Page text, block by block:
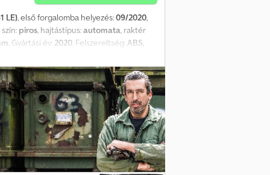
LE), első forgalomba helyezés:09/2020,
szín: piros, hajtástípus:automata, raktér
, Gyártási év: 2020, Felszereltség: ABS,
? GYÁRTÁSI ÉV: 2020 ?
? SZERVOKORMÁNY ? TAHOGRÁF
200/235/136 cm
ANGOL, NÉMET, OLASZ SEBASTIAN –
toate formalitatile pt export inclusiv nr)